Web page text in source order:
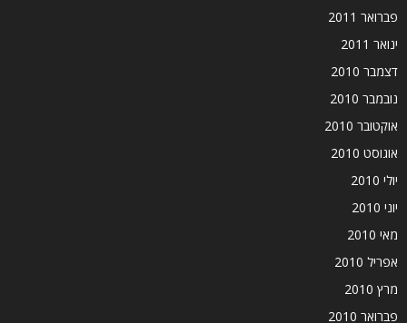
פברואר 2011
ינואר 2011
דצמבר 2010
נובמבר 2010
אוקטובר 2010
אוגוסט 2010
יולי 2010
יוני 2010
מאי 2010
אפריל 2010
מרץ 2010
פברואר 2010